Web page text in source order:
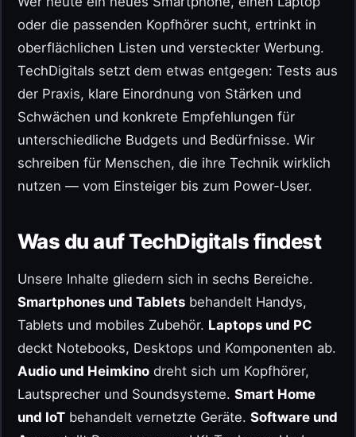
oder die passenden Kopfhörer sucht, ertrinkt in
oberflächlichen Listen und versteckter Werbung.
TechDigitals setzt dem etwas entgegen: Tests aus
der Praxis, klare Einordnung von Stärken und
Schwächen und konkrete Empfehlungen für
unterschiedliche Budgets und Bedürfnisse. Wir
schreiben für Menschen, die ihre Technik wirklich
nutzen — vom Einsteiger bis zum Power-User.
Was du auf TechDigitals findest
Unsere Inhalte gliedern sich in sechs Bereiche.
Smartphones und Tablets behandelt Handys,
Tablets und mobiles Zubehör. Laptops und PC
deckt Notebooks, Desktops und Komponenten ab.
Audio und Heimkino dreht sich um Kopfhörer,
Lautsprecher und Soundsysteme. Smart Home
und IoT behandelt vernetzte Geräte. Software und